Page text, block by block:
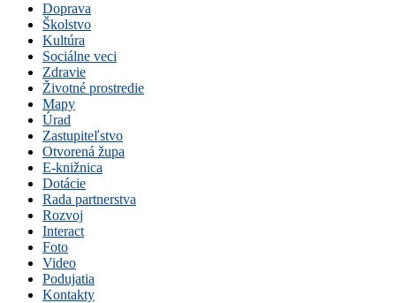
Doprava
Školstvo
Kultúra
Sociálne veci
Zdravie
Životné prostredie
Mapy
Úrad
Zastupiteľstvo
Otvorená župa
E-knižnica
Dotácie
Rada partnerstva
Rozvoj
Interact
Foto
Video
Podujatia
Kontakty